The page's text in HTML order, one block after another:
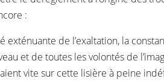
:
de l’exaltation, la
et de toutes les volontés de
vite sur cette lisière à peine